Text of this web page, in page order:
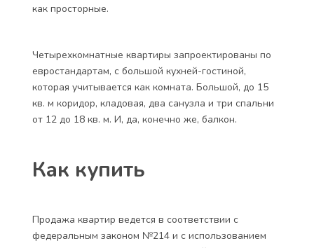
как просторные.
Четырехкомнатные квартиры запроектированы по
евростандартам, с большой кухней-гостиной,
которая учитывается как комната. Большой, до 15
кв. м коридор, кладовая, два санузла и три спальни
от 12 до 18 кв. м. И, да, конечно же, балкон.
Как купить
Продажа квартир ведется в соответствии с
федеральным законом №214 и с использованием